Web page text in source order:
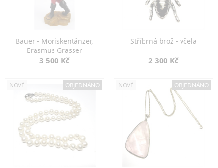
Bauer - Moriskentänzer,
Erasmus Grasser
3 500 Kč
Stříbrná brož - včela
2 300 Kč
NOVÉ OBJEDNÁNO NOVÉ OBJEDNÁNO